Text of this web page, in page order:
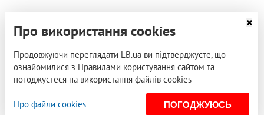
Про використання cookies
Продовжуючи переглядати LB.ua ви підтверджуєте, що
ознайомилися з Правилами користування сайтом та
погоджуєтеся на використання файлів cookies
Про файли cookies ПОГОДЖУЮСЬ